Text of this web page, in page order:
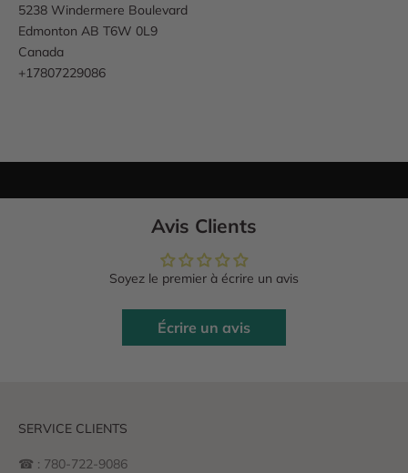
5238 Windermere Boulevard
Edmonton AB T6W 0L9
Canada
+17807229086
Avis Clients
Soyez le premier à écrire un avis
Écrire un avis
SERVICE CLIENTS
☎ : 780-722-9086